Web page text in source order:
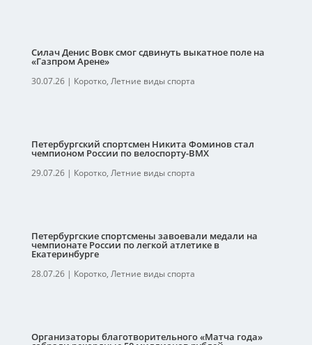
Силач Денис Вовк смог сдвинуть выкатное поле на
«Газпром Арене»
30.07.26| Коротко, Летние виды спорта
Петербургский спортсмен Никита Фоминов стал
чемпионом России по велоспорту-ВМХ
29.07.26| Коротко, Летние виды спорта
Петербургские спортсмены завоевали медали на
чемпионате России по легкой атлетике в
Екатеринбурге
28.07.26| Коротко, Летние виды спорта
Организаторы благотворительного «Матча года»